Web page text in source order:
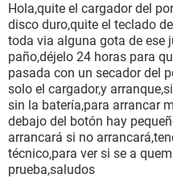
Hola,quite el cargador del
disco duro,quite el teclado
toda via alguna gota de ese
paño,déjelo 24 horas para
pasada con un secador del
solo el cargador,y
sin la batería,para arrancar
debajo del botón hay
arrancará si no
técnico,para ver si se a
prueba,saludos